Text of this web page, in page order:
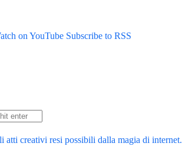
on YouTube Subscribe to RSS
creativi resi possibili dalla magia di internet.